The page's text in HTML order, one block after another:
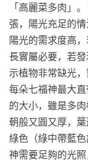
「高麗菜多肉」
張，陽光充足的
陽光的需求度高
長實屬必要，若
示植物非常缺光
每朵七福神最大
的大小，雖是多
朝般又圓又厚，
綠色（綠中帶藍
神需要足夠的光